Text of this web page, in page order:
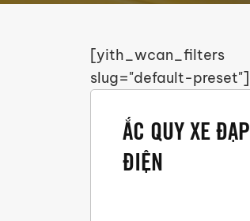
[yith_wcan_filters
slug="default-preset"]
ẮC QUY XE ĐẠP
ĐIỆN